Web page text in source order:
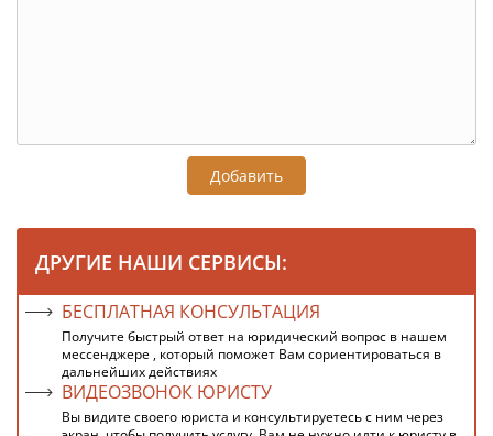
Добавить
ДРУГИЕ НАШИ СЕРВИСЫ:
БЕСПЛАТНАЯ КОНСУЛЬТАЦИЯ
Получите быстрый ответ на юридический вопрос в нашем
мессенджере , который поможет Вам сориентироваться в
дальнейших действиях
ВИДЕОЗВОНОК ЮРИСТУ
Вы видите своего юриста и консультируетесь с ним через